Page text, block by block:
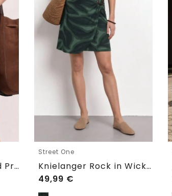
Skort mit Volants und Print
Street One
Knielanger Rock in Wickeloptik
49,99 €